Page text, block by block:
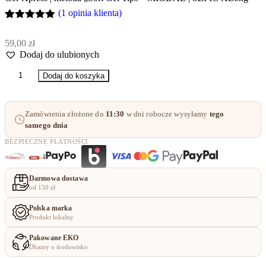
na
podstawie
klienta
(1 opinia klienta)
59,00 zł
Dodaj do ulubionych
ilość
|
metoda
„Soft
Gel
MIGDAŁ
|
SZPIC
XLong
Dodaj do koszyka
Zamówienia złożone do 11:30 w dni robocze wysyłamy tego
samego dnia
BEZPIECZNE PŁATNOŚCI
Darmowa dostawa
od 150 zł
Polska marka
Produkt lokalny
Pakowane EKO
Dbamy o środowisko